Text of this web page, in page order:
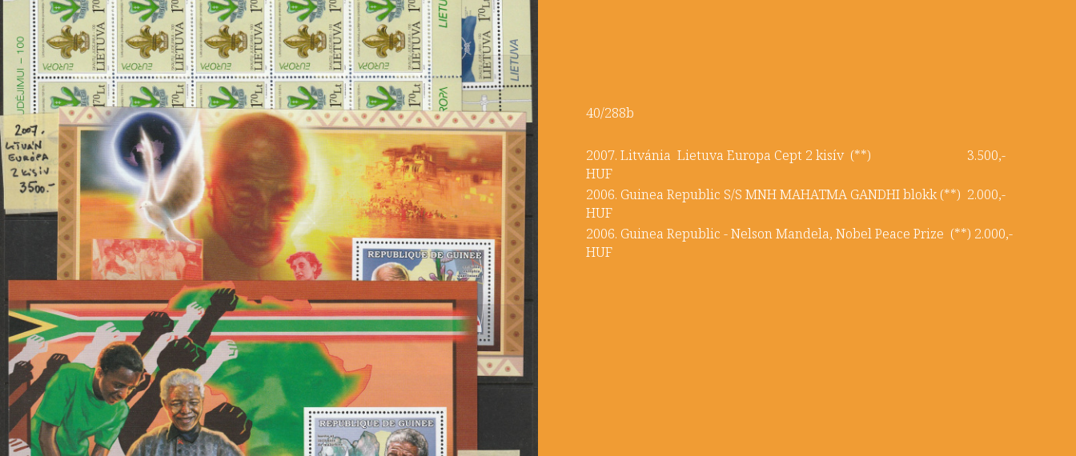
40/288b
2007. Litvánia Lietuva Europa Cept 2 kisív (**) 3.500,-
HUF
2006. Guinea Republic S/S MNH MAHATMA GANDHI blokk (**) 2.000,-
HUF
2006. Guinea Republic - Nelson Mandela, Nobel Peace Prize (**) 2.000,-
HUF